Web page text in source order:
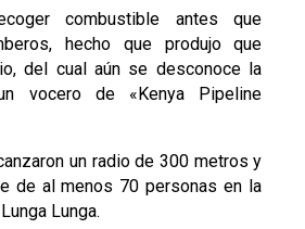
combustible antes que
hecho que produjo que
del cual aún se desconoce la
vocero de «Kenya Pipeline
un radio de 300 metros y
de al menos 70 personas en la
Lunga.